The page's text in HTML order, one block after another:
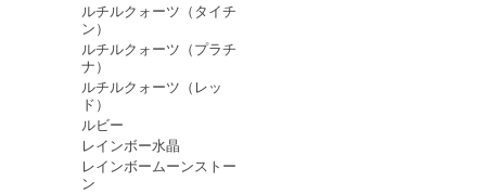
ルチルクォーツ（タイチ
ン）
ルチルクォーツ（プラチ
ナ）
ルチルクォーツ（レッ
ド）
ルビー
レインボー水晶
レインボームーンストー
ン